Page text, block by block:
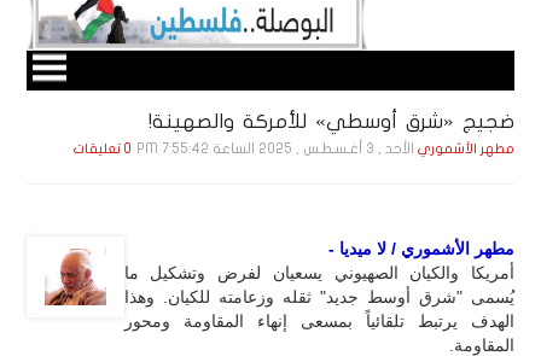
ضجيج «شرق أوسطي» للأمركة والصهينة!
مطهر الأشموري الأحد , 3 أغـسـطـس , 2025 الساعة 7:55:42 PM 0 تعليقات
مطهر الأشموري / لا ميديا -
أمريكا والكيان الصهيوني يسعيان لفرض وتشكيل ما
يُسمى "شرق أوسط جدید" ثقله وزعامته للكيان. وهذا
الهدف يرتبط تلقائياً بمسعى إنهاء المقاومة ومحور
المقاومة.